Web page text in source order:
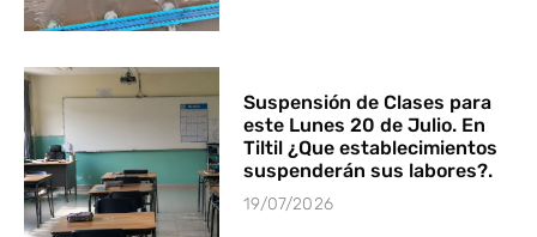
Suspensión de Clases para
este Lunes 20 de Julio. En
Tiltil ¿Que establecimientos
suspenderán sus labores?.
19/07/2026